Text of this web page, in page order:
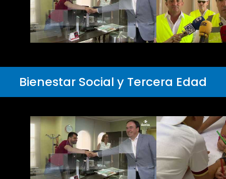
Bienestar Social y Tercera Edad